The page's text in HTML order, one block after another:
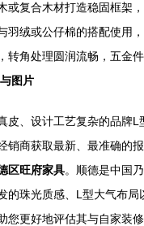
或复合木材打造稳固框架
羽绒或公仔棉的搭配使用
转角处理圆润流畅，五金
图片
皮、设计工艺复杂的品
销商获取最新、最准确的报
区旺府家具。顺德是中国
的珠光质感、L型大气布
您更好地评估其与自家装修